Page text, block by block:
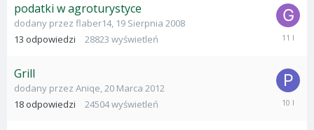
podatki w agroturystyce
dodany przez flaber14, 19 Sierpnia 2008
13 odpowiedzi 28823 wyświetleń
24
Grill
dodany przez Aniqe,20 Marca 2012
18 odpowiedzi 24504wyświetleń
12